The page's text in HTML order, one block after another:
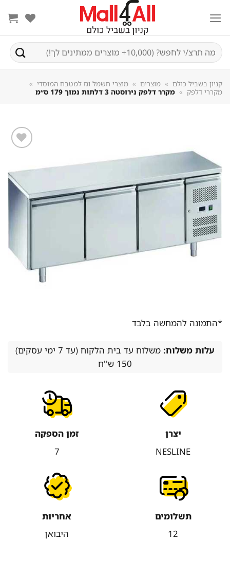
חיפוש
עבור:
קניון בשביל כולם » מוצרים » מוצרי חשמל וגז למטבח המוסדי »
מקררי דלפק » מקרר דלפק נירוסטה 3 דלתות נמוך 179 ס״מ
מוצר
במועדפים
*התמונה להמחשה בלבד
עלות משלוח:
משלוח עד בית הלקוח (עד 7 ימי עסקים)
150 ש''ח
יצרן
NESLINE
זמן הספקה
תשלומים
12
אחריות
היבואן